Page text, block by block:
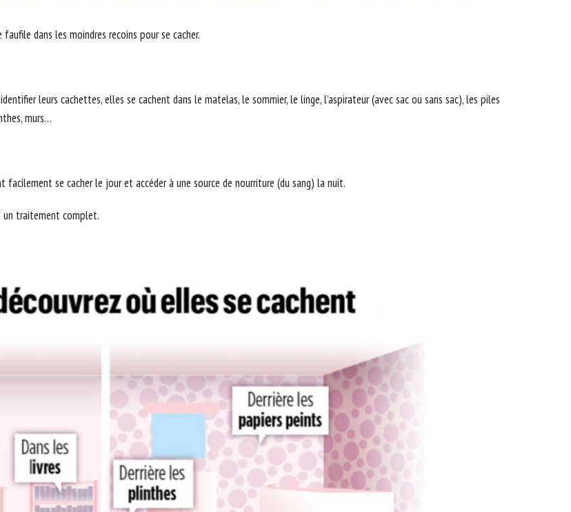
dans les moindres recoins pour se cacher.
leurs cachettes, elles se cachent dans le matelas, le sommier, le linge, l’aspirateur (avec sac ou sans sac), les piles
murs…
se cacher le jour et accéder à une source de nourriture (du sang) la nuit.
un traitement complet.